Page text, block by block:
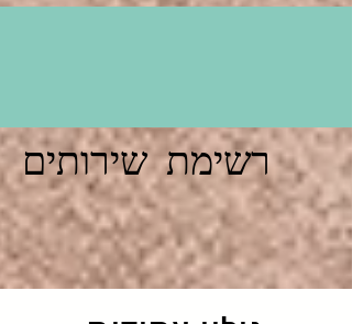
רשימת שירותים